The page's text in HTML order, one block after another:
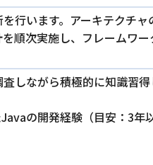
行います。アーキテクチ
順次実施し、フレームワ
しながら積極的に知識習
の開発経験（目安：3年以